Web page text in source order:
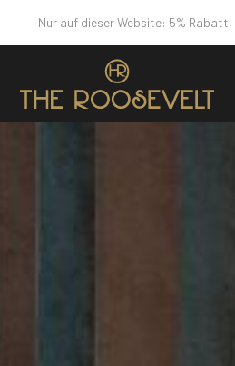
Nur auf dieser Website: 5% Rabatt,